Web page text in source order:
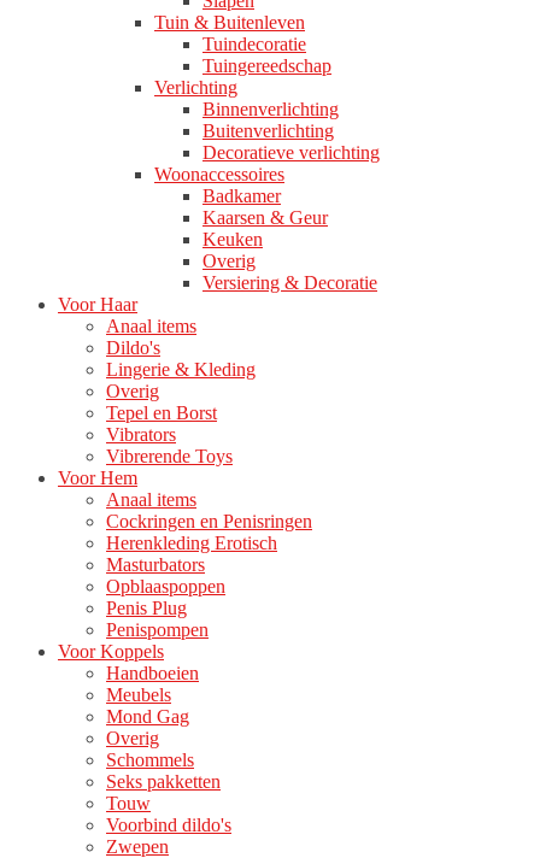
Tuin & Buitenleven
Tuindecoratie
Tuingereedschap
Verlichting
Binnenverlichting
Buitenverlichting
Decoratieve verlichting
Woonaccessoires
Badkamer
Kaarsen & Geur
Keuken
Overig
Versiering & Decoratie
Voor Haar
Anaal items
Dildo's
Lingerie & Kleding
Overig
Tepel en Borst
Vibrators
Vibrerende Toys
Voor Hem
Anaal items
Cockringen en Penisringen
Herenkleding Erotisch
Masturbators
Opblaaspoppen
Penis Plug
Penispompen
Voor Koppels
Handboeien
Meubels
Mond Gag
Overig
Schommels
Seks pakketten
Touw
Voorbind dildo's
Zwepen